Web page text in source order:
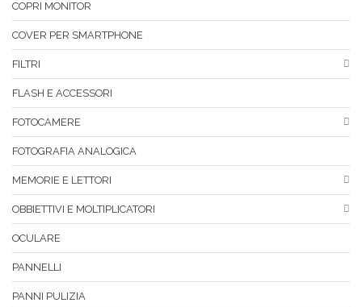
COPRI MONITOR
COVER PER SMARTPHONE
FILTRI
FLASH E ACCESSORI
FOTOCAMERE
FOTOGRAFIA ANALOGICA
MEMORIE E LETTORI
OBBIETTIVI E MOLTIPLICATORI
OCULARE
PANNELLI
PANNI PULIZIA